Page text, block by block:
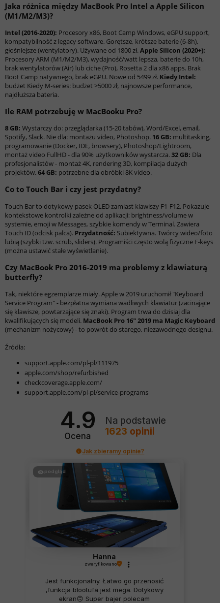
Jaka różnica między MacBook Pro Intel a Apple Silicon
(M1/M2/M3)?
Intel (2016-2020): Procesory x86, Boot Camp Windows, eGPU support,
kompatybilność z legacy software. Gorętsze, krótsze baterie (6-8h),
głośniejsze (wentylatory). Używane od 1800 zł.Apple Silicon (2020+):
Procesory ARM (M1/M2/M3), wydajność/watt lepsza, baterie do 10h,
brak wentylatorów (Air) lub ciche (Pro), Rosetta 2 dla x86 apps. Brak
Boot Camp natywnego, brak eGPU. Nowe od 5499 zł. Kiedy Intel:
budżet Kiedy M-series: budżet >5000 zł, najnowsze performance,
najdłuższa bateria.
Ile RAM potrzebuję w MacBooku Pro?
8 GB: Wystarczy do: przeglądarka (15-20 tabów), Word/Excel, email,
Spotify, Slack. Nie dla: montażu video, Photoshop. 16 GB: multitasking,
programowanie (Docker, IDE, browsery), Photoshop/Lightroom,
montaż video FullHD - dla 90% użytkowników wystarcza.32 GB: Dla
profesjonalistów - montaż 4K, rendering 3D, kompilacja dużych
projektów.64 GB: potrzebne dla obróbki 8K video.
Co to Touch Bar i czy jest przydatny?
Touch Bar to dotykowy pasek OLED zamiast klawiszy F1-F12. Pokazuje
kontekstowe kontrolki zależne od aplikacji: brightness/volume w
systemie, emoji w Messages, szybkie komendy w Terminal. Zawiera
Touch ID (odcisk palca). Przydatność: Subiektywna. Twórcy wideo/foto
lubią (szybki tzw. scrub, sliders). Programiści często wolą fizyczne F-keys
(można ustawić stałe wyświetlanie).
Czy MacBook Pro 2016-2019 ma problemy z klawiaturą
butterfly?
Tak, niektóre egzemplarze miały. Apple w 2019 uruchomił "Keyboard
Service Program" - bezpłatna wymiana wadliwych klawiatur (zacinające
się klawisze, powtarzające się znaki). Program trwa do dzisiaj dla
kwalifikujących się modeli. MacBook Pro 16" 2019 ma Magic Keyboard
(mechanizm nożycowy) - to powrót do starego, niezawodnego designu.
Źródła:
support.apple.com/pl-pl/111975
apple.com/shop/refurbished
checkcoverage.apple.com/
support.apple.com/pl-pl/service-programs
4.9
Ocena
Na podstawie
1623 opinii
Jak zbieramy opinie?
podgląd
Hanna
zweryfikowano
Jest funkcjonalny. Łatwo go przenosić
,funkcja blootufa jest mega. Dotykowy
ekran🙃 Super bajer polecam